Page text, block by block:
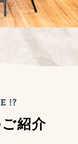
紹介